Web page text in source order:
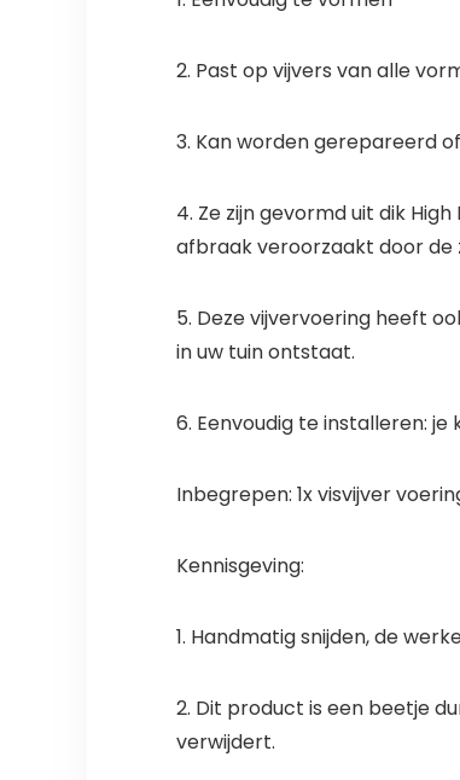
2. Past op vijvers van alle
3. Kan worden gerepareerd
4. Ze zijn gevormd uit dik
afbraak veroorzaakt door de
5. Deze vijvervoering heeft
in uw tuin ontstaat.
6. Eenvoudig te installeren:
Inbegrepen: 1x visvijver
Kennisgeving:
1. Handmatig snijden, de
2. Dit product is een beetje
verwijdert.